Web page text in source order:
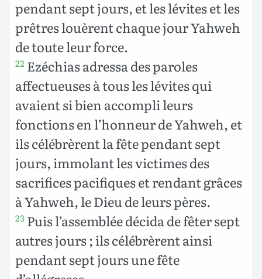
pendant sept jours, et les lévites et les
prêtres louèrent chaque jour Yahweh
de toute leur force.
22 Ezéchias adressa des paroles
affectueuses à tous les lévites qui
avaient si bien accompli leurs
fonctions en l’honneur de Yahweh, et
ils célébrèrent la fête pendant sept
jours, immolant les victimes des
sacrifices pacifiques et rendant grâces
à Yahweh, le Dieu de leurs pères.
23 Puis l’assemblée décida de fêter sept
autres jours ; ils célébrèrent ainsi
pendant sept jours une fête